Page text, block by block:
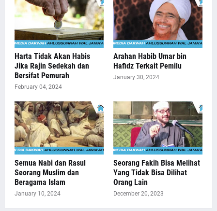
Harta Tidak Akan Habis
Jika Rajin Sedekah dan
Bersifat Pemurah
February 04, 2024
Arahan Habib Umar bin
Hafidz Terkait Pemilu
January 30, 2024
Semua Nabi dan Rasul
Seorang Muslim dan
Beragama Islam
January 10, 2024
Seorang Fakih Bisa Melihat
Yang Tidak Bisa Dilihat
Orang Lain
December 20, 2023